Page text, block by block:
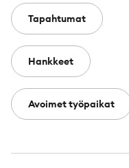
Tapahtumat
Hankkeet
Avoimet työpaikat